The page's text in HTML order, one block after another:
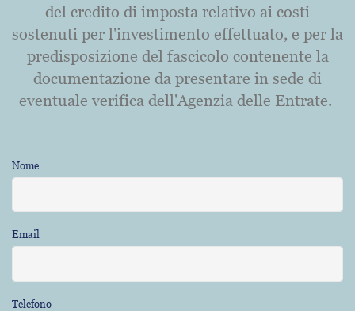
del credito di imposta relativo ai costi
sostenuti per l'investimento effettuato, e per la
predisposizione del fascicolo contenente la
documentazione da presentare in sede di
eventuale verifica dell'Agenzia delle Entrate.
Nome
Email
Telefono